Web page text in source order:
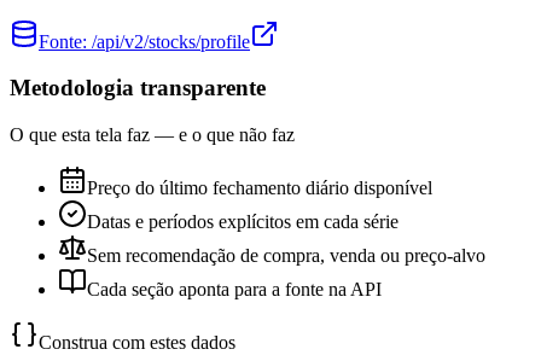
Fonte: /api/v2/stocks/profile
Metodologia transparente
O que esta tela faz — e o que não faz
Preço do último fechamento diário disponível
Datas e períodos explícitos em cada série
Sem recomendação de compra, venda ou preço-alvo
Cada seção aponta para a fonte na API
Construa com estes dados